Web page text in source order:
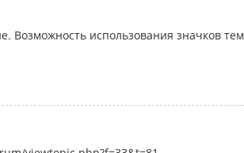
использования значков тем